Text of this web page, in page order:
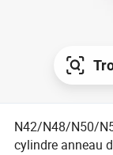
N42/N48/N50/
cylindre anneau